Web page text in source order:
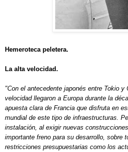
Hemeroteca peletera.
La alta velocidad.
"Con el antecedente japonés entre Tokio
velocidad llegaron a Europa durante la
apuesta clara de Francia que disfruta en
mundial de este tipo de infraestructuras.
instalación, al exigir nuevas
importante freno para su desarrollo, sobre
restricciones presupuestarias como los